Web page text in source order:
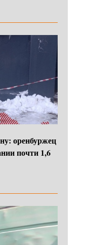
оренбуржец
почти 1,6